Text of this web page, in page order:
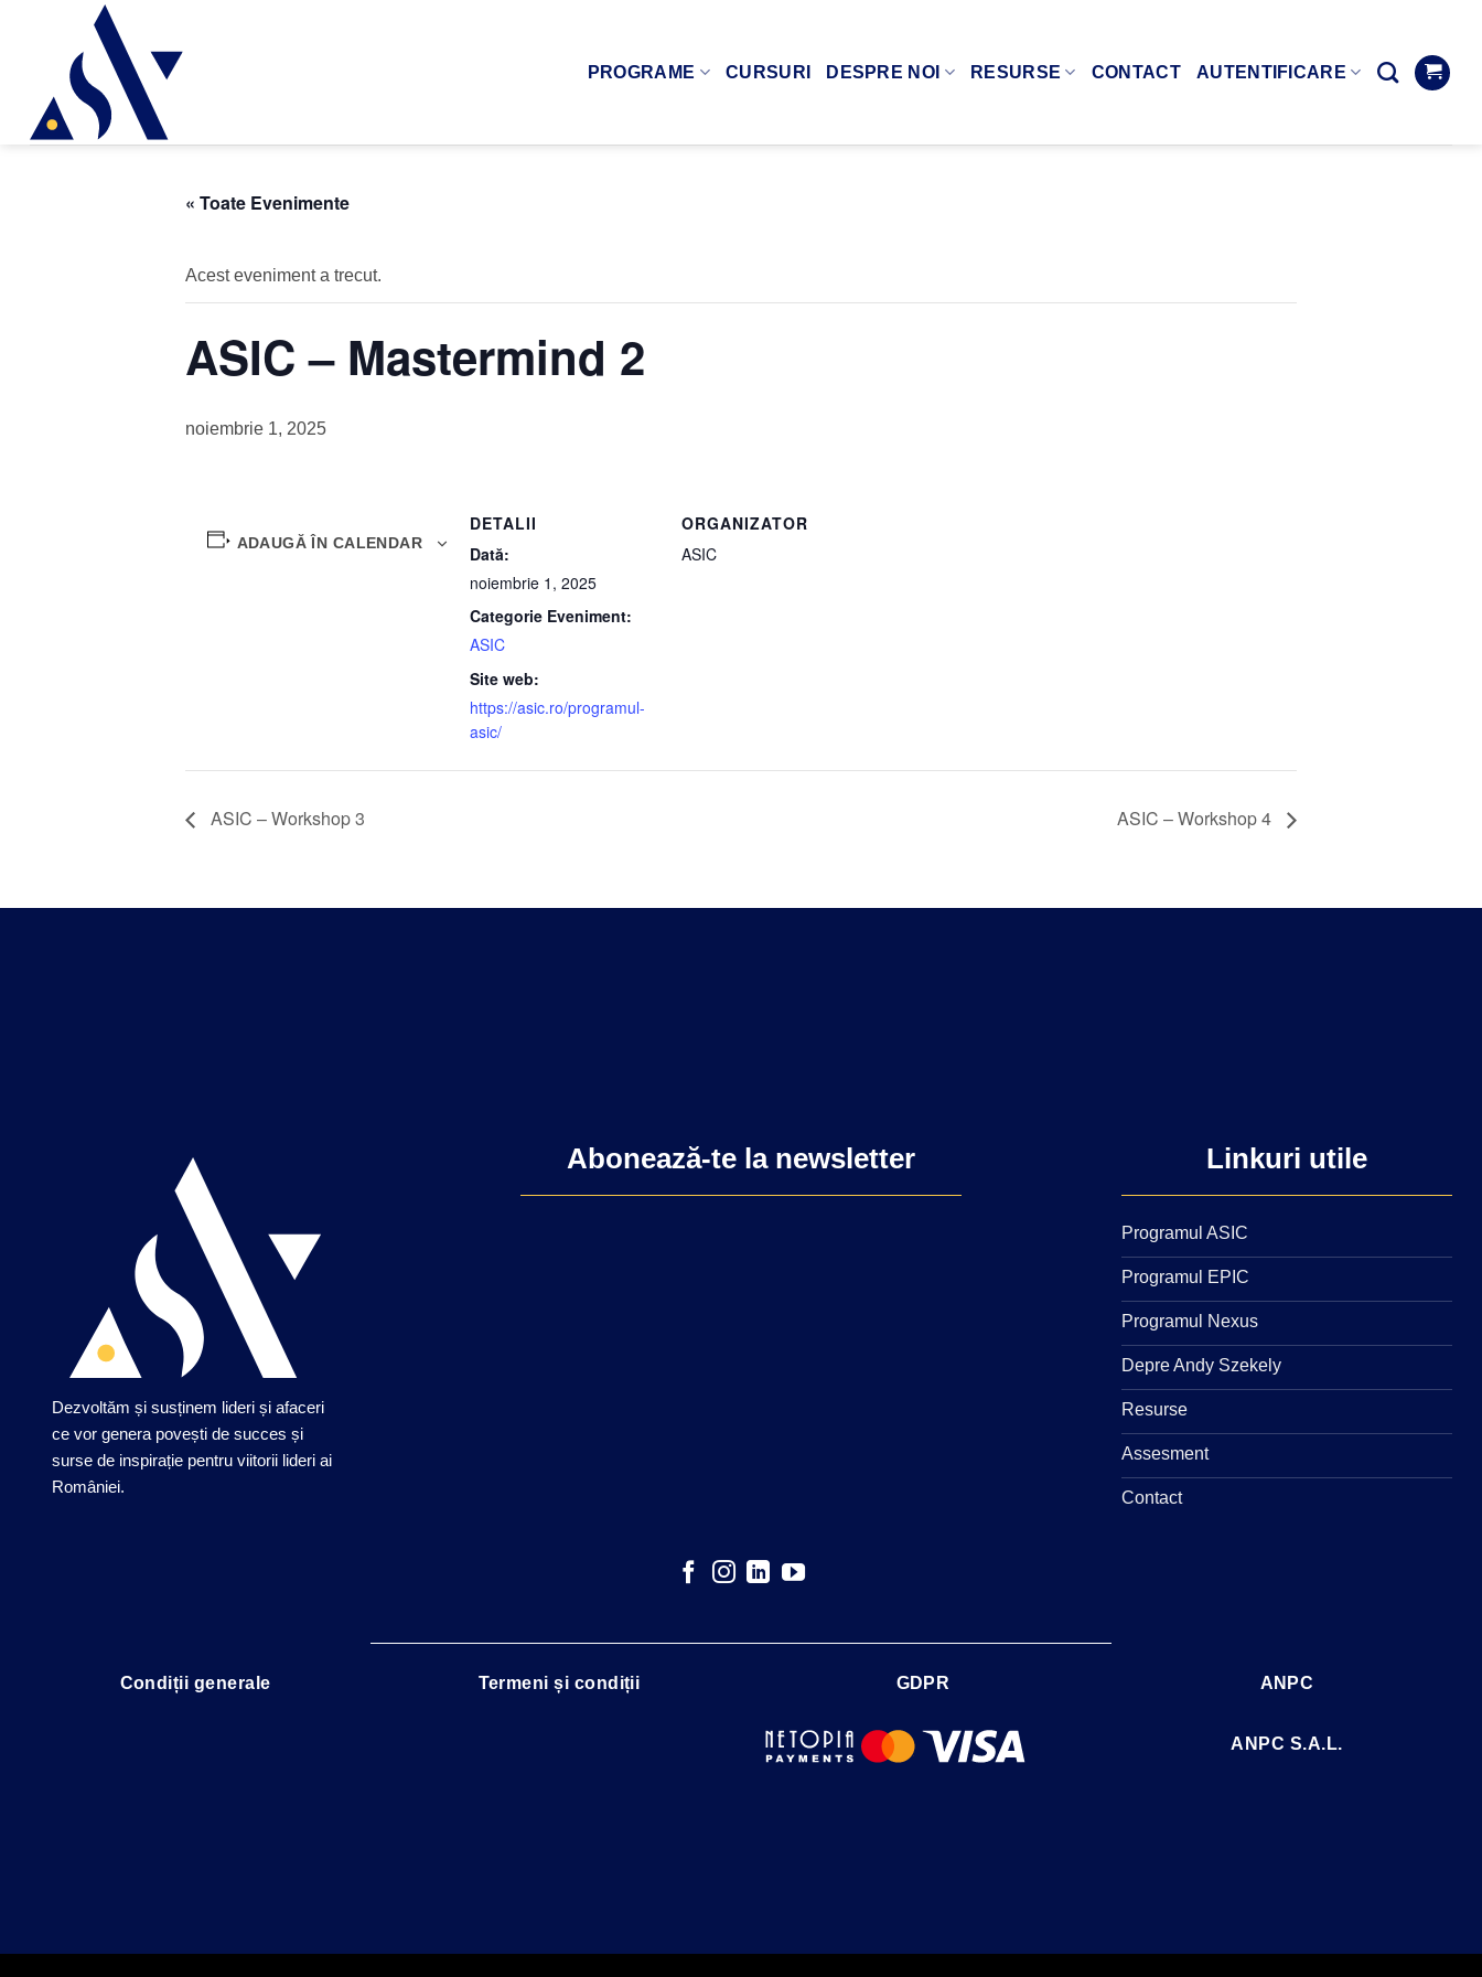
PROGRAME CURSURI DESPRE NOI RESURSE CONTACT AUTENTIFICARE
« Toate Evenimente
Acest eveniment a trecut.
ASIC – Mastermind 2
noiembrie 1, 2025
ADAUGĂ ÎN CALENDAR
DETALII
Dată:
noiembrie 1, 2025
Categorie Eveniment:
ASIC
Site web:
https://asic.ro/programul-
asic/
ORGANIZATOR
ASIC
ASIC – Workshop 3 ASIC – Workshop 4
Dezvoltăm și susținem lideri și afaceri
ce vor genera povești de succes și
surse de inspirație pentru viitorii lideri ai
României.
Abonează-te la newsletter Linkuri utile
Programul ASIC
Programul EPIC
Programul Nexus
Depre Andy Szekely
Resurse
Assesment
Contact
Condiții generale Termeni și condiții GDPR ANPC
ANPC S.A.L.